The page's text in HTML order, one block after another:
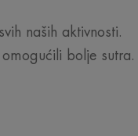
naših aktivnosti.
bolje sutra.